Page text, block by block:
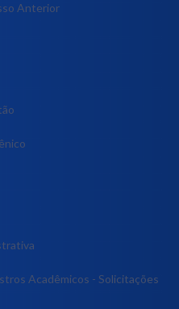
Anterior
Acadêmicos - Solicitações